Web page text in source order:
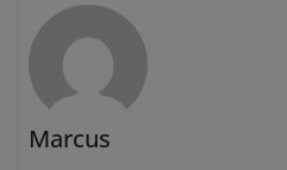
Marcus